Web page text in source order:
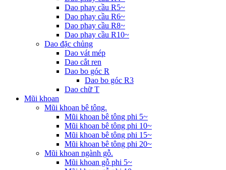
Dao phay cầu R5~
Dao phay cầu R6~
Dao phay cầu R8~
Dao phay cầu R10~
Dao đặc chủng
Dao vát mép
Dao cắt ren
Dao bo góc R
Dao bo góc R3
Dao chữ T
Mũi khoan
Mũi khoan bê tông.
Mũi khoan bê tông phi 5~
Mũi khoan bê tông phi 10~
Mũi khoan bê tông phi 15~
Mũi khoan bê tông phi 20~
Mũi khoan ngành gỗ.
Mũi khoan gỗ phi 5~